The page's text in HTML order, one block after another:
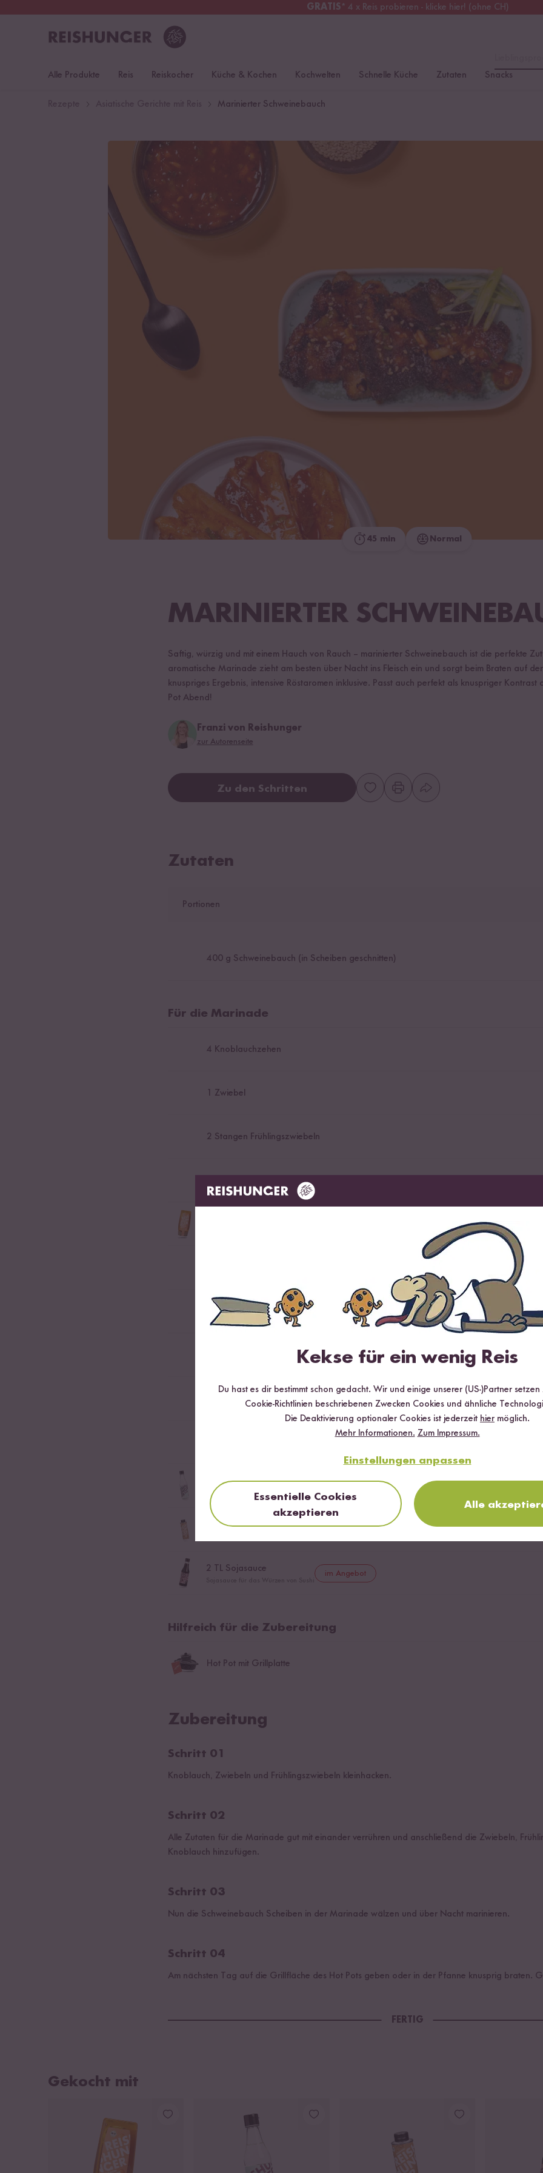
GRATIS* 4 x Reis probieren - klicke hier! (ohne CH)
Kostenloser Versand
Alle Produkte
Reis Reiskocher Küche & Kochen Kochwelten Schnelle Küche Zutaten Snacks
Marinierter Schweinebauch
45 min Normal
MARINIERTER
Saftig, würzig und mit einem Hauch von Rauch – marinierter Schweinebauch ist die perfekte
aromatische Marinade zieht am besten über Nacht ins Fleisch ein und sorgt beim Braten auf
knuspriges Ergebnis, intensive Röstaromen inklusive. Passt auch perfekt als knuspriger Kontrast
Pot Abend!
Franzi von Reishunger
zur Autorenseite
Zu den Schritten
Zutaten
Portionen
400g Schweinebauch (in Scheiben geschnitten)
Für die Marinade
4 Knoblauchzehen
Zwiebel
2 Stangen Frühlingszwiebeln
TL Knoblauchpulver
0,25TL Schwarzer Pfeffer, gemahlen
EL Gochujang Paste
TL Chilipulver
TL Reisessig
Essig für die Veredelung von Sushi Reis
TL Bio Sesamöl im Angebot
2 TL Sojasauce im Angebot
Hilfreich für die Zubereitung
Hot Pot mit Grillplatte
Zubereitung
Schritt 01
Knoblauch, Zwiebeln und Frühlingszwiebeln kleinhacken.
Schritt 02
Alle Zutaten für die Marinade gut mit einander verrühren und anschließend die Zwiebeln,
Knoblauch hinzufügen.
Schritt 03
Nun die Schweinebauch Scheiben in der Marinade wälzen und über Nacht marinieren.
Schritt 04
Am nächsten Tag auf die Grillfläche des Hot Pots geben oder in der Pfanne knusprig braten.
FERTIG
Gekocht mit
Kekse für ein wenig Reis
Du hast es dir bestimmt schon gedacht. Wir und einige unserer (US-)Partner
Cookie-Richtlinien beschriebenen Zwecken Cookies und ähnliche
Die Deaktivierung optionaler Cookies ist jederzeit hier möglich.
Mehr Informationen. Zum Impressum.
Einstellungen anpassen
Essentielle Cookies
akzeptieren
Alle